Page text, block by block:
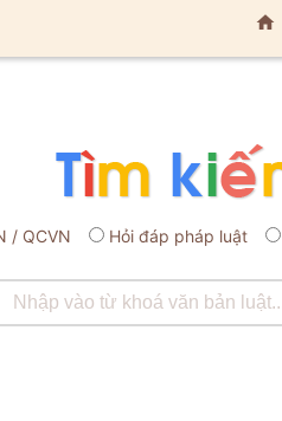

/ QCVN Hỏi đáp pháp luật